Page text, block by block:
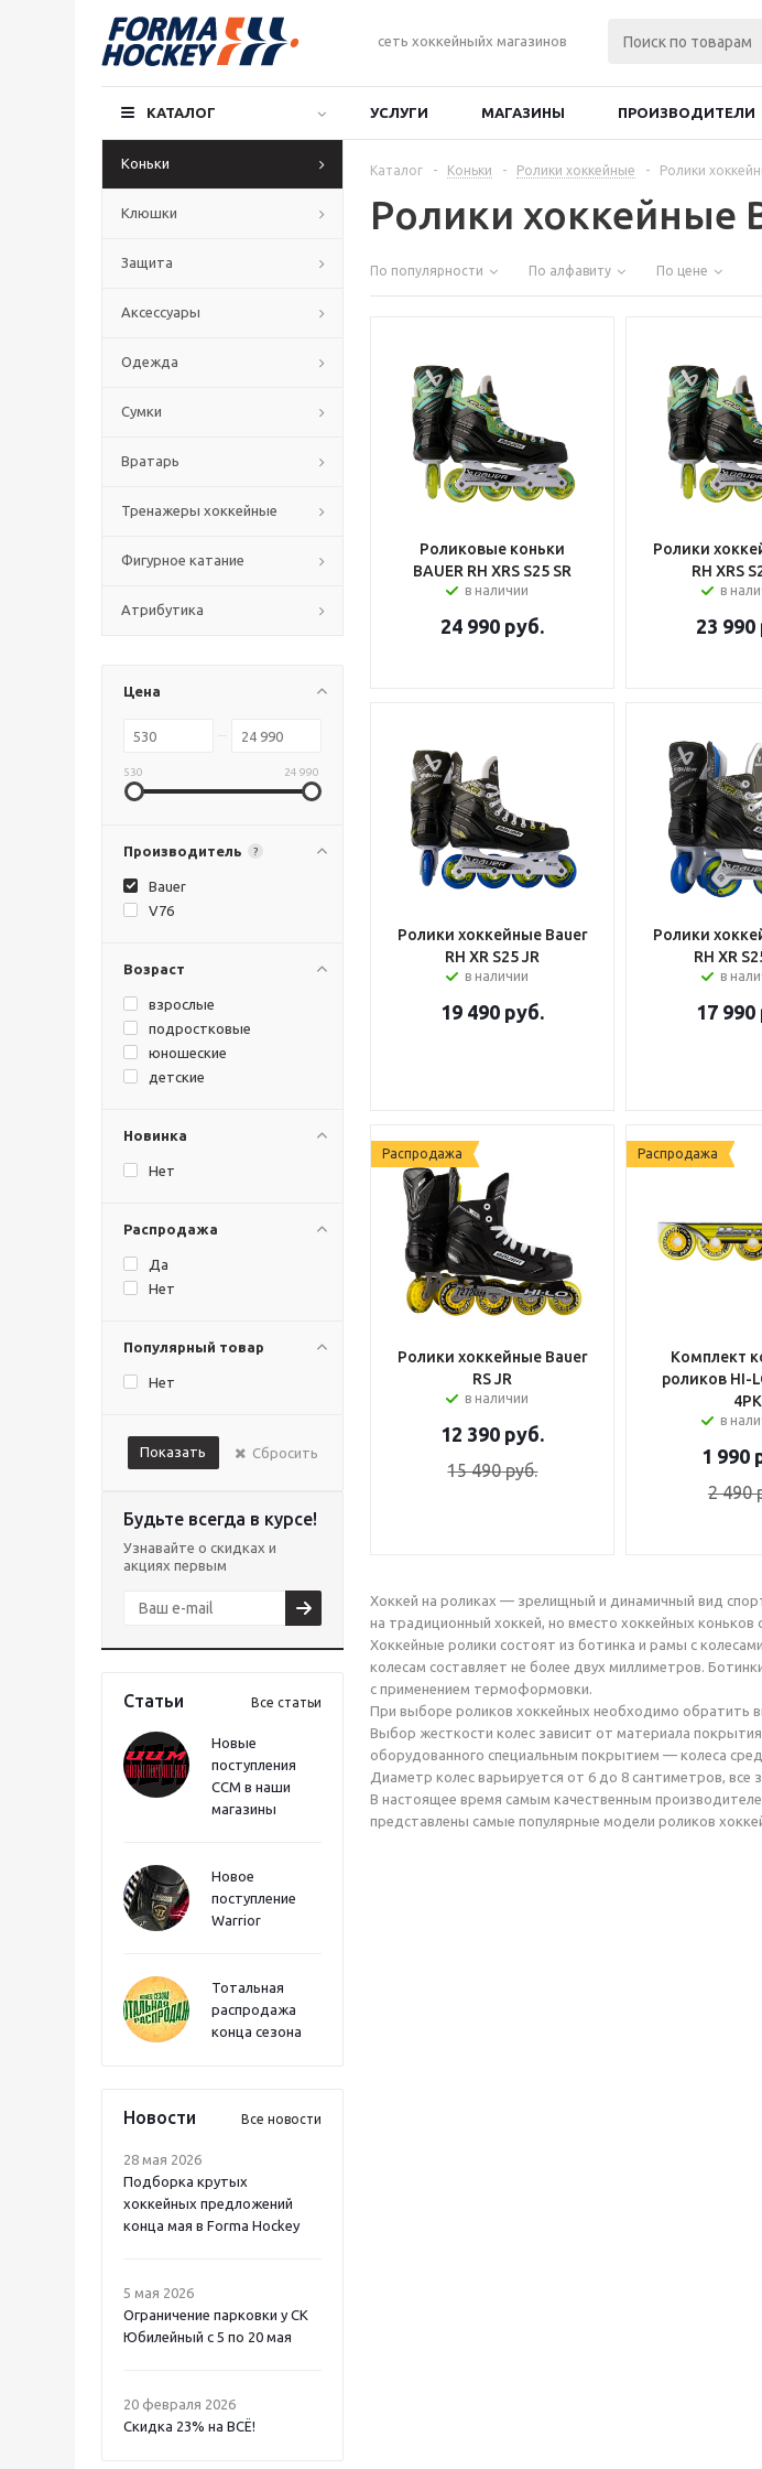
сеть хоккейныйх магазинов
КАТАЛОГ УСЛУГИ МАГАЗИНЫ ПРОИЗВОДИТЕЛИ
Коньки
Клюшки
Защита
Аксессуары
Одежда
Сумки
Вратарь
Тренажеры хоккейные
Фигурное катание
Атрибутика
Цена
530 24 990
Производитель ?
Bauer
V76
Возраст
взрослые
подростковые
юношеские
детские
Новинка
Нет
Распродажа
Да
Нет
Популярный товар
Нет
Показать Сбросить
Будьте всегда в курсе!
Узнавайте о скидках и
акциях первым
Статьи Все статьи
Новые
поступления
CCM в наши
магазины
Новое
поступление
Warrior
Тотальная
распродажа
конца сезона
Новости Все новости
28 мая 2026
Подборка крутых
хоккейных предложений
конца мая в Forma Hockey
5 мая 2026
Ограничение парковки у СК
Юбилейный с 5 по 20 мая
20 февраля 2026
Скидка 23% на ВСË!
Каталог - Коньки - Ролики хоккейные - Ролики
Ролики хоккейные
По популярности По алфавиту По цене
Роликовые коньки
BAUER RH XRS S25 SR
в наличии
24 990 руб.
Ролики
RH XRS
в
23 990
Ролики хоккейные Bauer
RH XR S25 JR
в наличии
19 490 руб.
Ролики
RH XR
в
17 990
Распродажа
Ролики хоккейные Bauer
RS JR
в наличии
12 390 руб.
15 490руб.
Распродажа
Комплект
роликов HI-
4PK
в
1 990
2 490
Хоккей на роликах — зрелищный и динамичный вид
на традиционный хоккей, но вместо хоккейных
Хоккейные ролики состоят из ботинка и рамы с
колесам составляет не более двух миллиметров.
с применением термоформовки.
При выборе роликов хоккейных необходимо обратить
Выбор жесткости колес зависит от материала
оборудованного специальным покрытием — колеса
Диаметр колес варьируется от 6 до 8 сантиметров,
В настоящее время самым качественным
представлены самые популярные модели роликов